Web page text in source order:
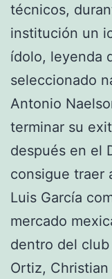
técnicos,
institución un
ídolo, leyenda
seleccionado
Antonio
terminar su
después en el
consigue traer
Luis García
mercado
dentro del club
Ortiz,